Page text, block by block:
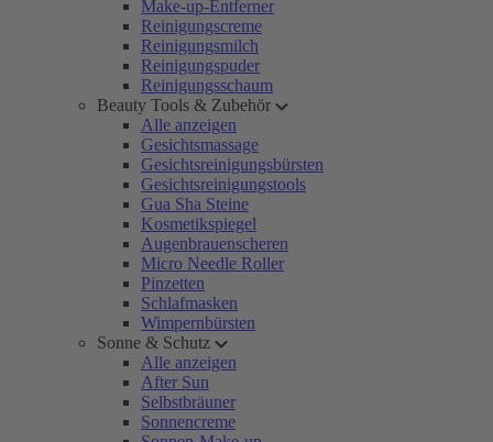
Make-up-Entferner
Reinigungscreme
Reinigungsmilch
Reinigungspuder
Reinigungsschaum
Beauty Tools & Zubehör
Alle anzeigen
Gesichtsmassage
Gesichtsreinigungsbürsten
Gesichtsreinigungstools
Gua Sha Steine
Kosmetikspiegel
Augenbrauenscheren
Micro Needle Roller
Pinzetten
Schlafmasken
Wimpernbürsten
Sonne & Schutz
Alle anzeigen
After Sun
Selbstbräuner
Sonnencreme